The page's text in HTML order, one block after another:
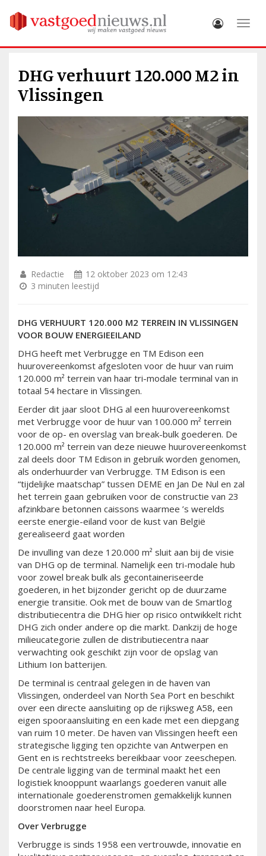
DHG verhuurt 120.000 M2 in
Vlissingen
Redactie
12 oktober 2023 om 12:43
3 minuten leestijd
DHG VERHUURT 120.000 M2 TERREIN IN VLISSINGEN
VOOR BOUW ENERGIEEILAND
DHG heeft met Verbrugge en TM Edison een
huurovereenkomst afgesloten voor de huur van ruim
120.000 m² terrein van haar tri-modale terminal van in
totaal 54 hectare in Vlissingen.
Eerder dit jaar sloot DHG al een huurovereenkomst
met Verbrugge voor de huur van 100.000 m² terrein
voor de op- en overslag van break-bulk goederen. De
120.000 m² terrein van deze nieuwe huurovereenkomst
zal deels door TM Edison in gebruik worden genomen,
als onderhuurder van Verbrugge. TM Edison is een
“tijdelijke maatschap” tussen DEME en Jan De Nul en zal
het terrein gaan gebruiken voor de constructie van 23
afzinkbare betonnen caissons waarmee ’s werelds
eerste energie-eiland voor de kust van België
gerealiseerd gaat worden
De invulling van deze 120.000 m² sluit aan bij de visie
van DHG op de terminal. Namelijk een tri-modale hub
voor zowel break bulk als gecontaineriseerde
goederen, in het bijzonder gericht op de duurzame
energie transitie. Ook met de bouw van de Smartlog
distributiecentra die DHG hier op risico ontwikkelt richt
DHG zich onder andere op die markt. Dankzij de hoge
milieucategorie zullen de distributiecentra naar
verwachting ook geschikt zijn voor de opslag van
Lithium Ion batterijen.
De terminal is centraal gelegen in de haven van
Vlissingen, onderdeel van North Sea Port en beschikt
over een directe aansluiting op de rijksweg A58, een
eigen spooraansluiting en een kade met een diepgang
van ruim 10 meter. De haven van Vlissingen heeft een
strategische ligging ten opzichte van Antwerpen en
Gent en is rechtstreeks bereikbaar voor zeeschepen.
De centrale ligging van de terminal maakt het een
logistiek knooppunt waarlangs goederen vanuit alle
internationale goederenstromen gemakkelijk kunnen
doorstromen naar heel Europa.
Over Verbrugge
Verbrugge is sinds 1958 een vertrouwde, innovatie en